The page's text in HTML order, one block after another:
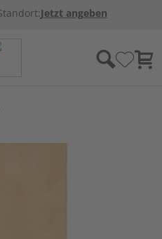
Jetzt angeben